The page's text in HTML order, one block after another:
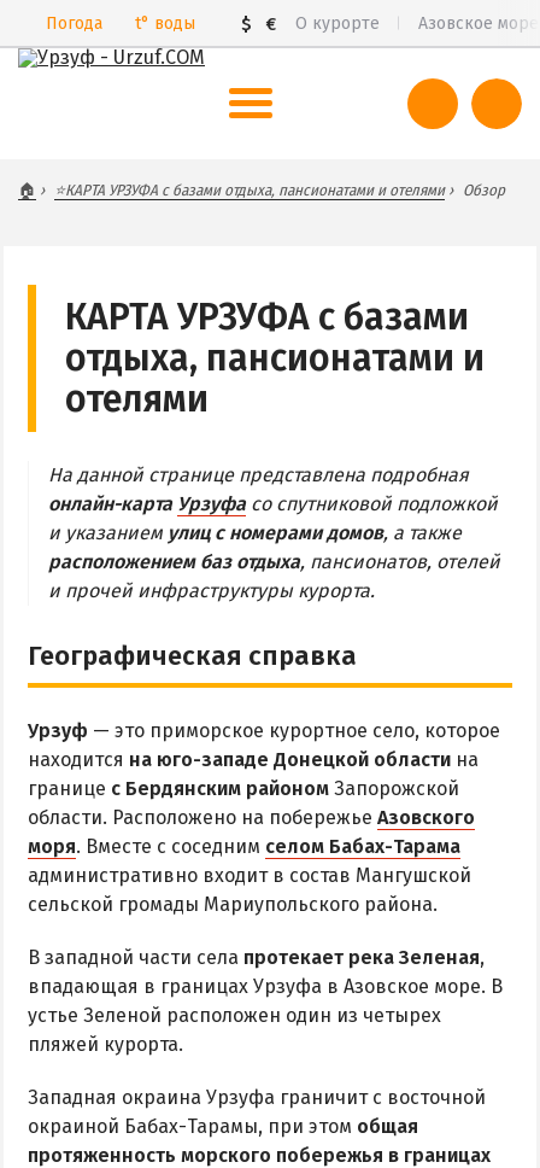
Погода t° воды $ € О курорте Азовское море
Цены 2026
Карта
БАБАХ-ТАРАМА
БЕЛОСАРАЙСКАЯ КОСА
МЕЛЕКИНО
ЮРЬЕВКА
ЧАСТНЫЙ СЕКТОР
РАЗВЛЕЧЕНИЯ
Рыбалка
ДОСТОПРИМЕЧАТЕЛЬНОСТИ
Природный парк Меотида
ПРОЕЗД
РЕКОМЕНДАЦИИ ПО ВЫБОРУ ЖИЛЬЯ
🏠 ⭐КАРТА УРЗУФА с базами отдыха, пансионатами и отелями Обзор
КАРТА УРЗУФА с базами
отдыха, пансионатами и
отелями
На данной странице представлена подробная
онлайн-карта Урзуфа со спутниковой подложкой
и указанием улиц с номерами домов, а также
расположением баз отдыха, пансионатов, отелей
и прочей инфраструктуры курорта.
Географическая справка
Урзуф — это приморское курортное село, которое
находится на юго-западе Донецкой области на
границе с Бердянским районом Запорожской
области. Расположено на побережье Азовского
моря. Вместе с соседним селом Бабах-Тарама
административно входит в состав Мангушской
сельской громады Мариупольского района.
В западной части села протекает река Зеленая,
впадающая в границах Урзуфа в Азовское море. В
устье Зеленой расположен один из четырех
пляжей курорта.
Западная окраина Урзуфа граничит с восточной
окраиной Бабах-Тарамы, при этом общая
протяженность морского побережья в границах